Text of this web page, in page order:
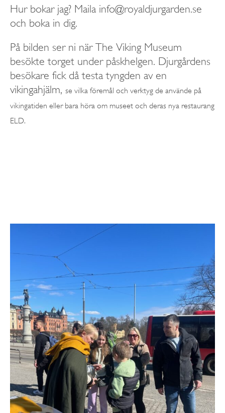
Hur bokar jag? Maila info@royaldjurgarden.se
och boka in dig.
På bilden ser ni när The Viking Museum
besökte torget under påskhelgen. Djurgårdens
besökare fick då testa tyngden av en
vikingahjälm, se vilka föremål och verktyg de använde på
vikingatiden eller bara höra om museet och deras nya restaurang
ELD.